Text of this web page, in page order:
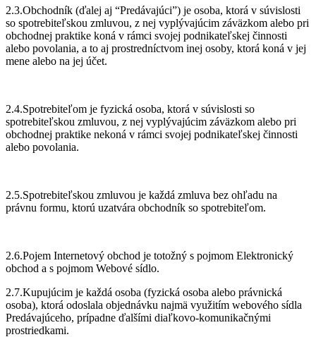
2.3.Obchodník (ďalej aj “Predávajúci”) je osoba, ktorá v súvislosti
so spotrebiteľskou zmluvou, z nej vyplývajúcim záväzkom alebo pri
obchodnej praktike koná v rámci svojej podnikateľskej činnosti
alebo povolania, a to aj prostredníctvom inej osoby, ktorá koná v jej
mene alebo na jej účet.
2.4.Spotrebiteľom je fyzická osoba, ktorá v súvislosti so
spotrebiteľskou zmluvou, z nej vyplývajúcim záväzkom alebo pri
obchodnej praktike nekoná v rámci svojej podnikateľskej činnosti
alebo povolania.
2.5.Spotrebiteľskou zmluvou je každá zmluva bez ohľadu na
právnu formu, ktorú uzatvára obchodník so spotrebiteľom.
2.6.Pojem Internetový obchod je totožný s pojmom Elektronický
obchod a s pojmom Webové sídlo.
2.7.Kupujúcim je každá osoba (fyzická osoba alebo právnická
osoba), ktorá odoslala objednávku najmä využitím webového sídla
Predávajúceho, prípadne ďalšími diaľkovo-komunikačnými
prostriedkami.